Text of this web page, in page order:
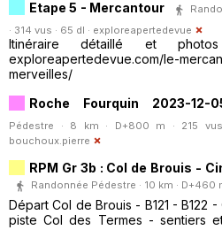
Etape 5 - Mercantour
· 314 vus · 65 dl · exploreapertedevue
Itinéraire détaillé et
exploreapertedevue.com/le-
merveilles/
Roche Fourquin 2023-12-
Pédestre · 8 km · D+800 m · 215
bouchoux.pierre
RPM Gr 3b : Col de Brouis -
Randonnée Pédestre · 10 km · D+460
Départ Col de Brouis - B121 - B122
piste Col des Termes - sentiers